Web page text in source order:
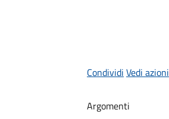
Condividi Vedi azioni
Argomenti